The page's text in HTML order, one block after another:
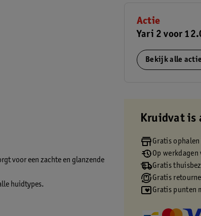
voor een zachte en glanzende
huidtypes.
Actie
Yari 2 voor
Bekijk alle
Kruidvat is
Gratis
Op
Gratis
Gratis
Gratis punten